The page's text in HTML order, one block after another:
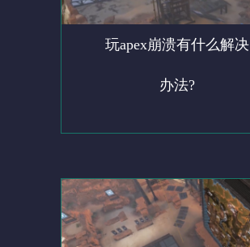
玩apex崩溃有什么解决
办法?